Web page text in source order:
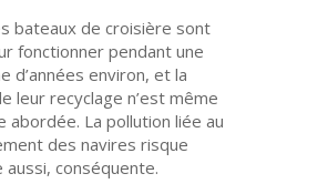
bateaux de croisière sont
fonctionner pendant une
d’années environ, et la
leur recyclage n’est même
abordée. La pollution liée au
des navires risque
aussi, conséquente.